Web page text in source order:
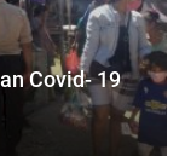
Covid- 19